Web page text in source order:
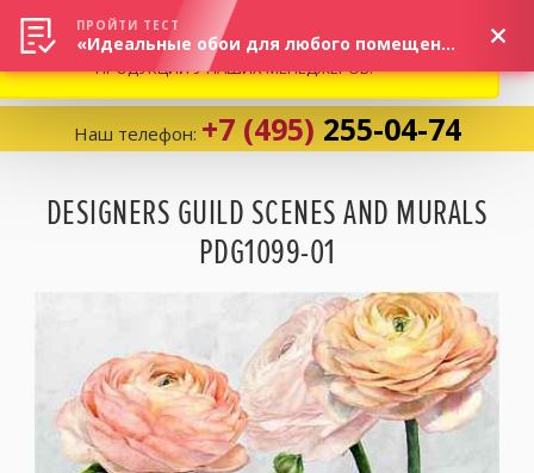
Корзина:0
Избранное: 0 товаров
Каталог
Компания
Наш телефон: +7 (495) 255-04-74
DESIGNERS GUILD SCENES AND MURALS
PDG1099-01
ВНИМАНИЕ! В СВЯЗИ С СИТУАЦИЕЙ НА РЫНКЕ, ПРОСИМ
УТОЧНЯТЬ АКТУАЛЬНУЮ СТОИМОСТЬ И НАЛИЧИЕ
ПРОДУКЦИИ У НАШИХ МЕНЕДЖЕРОВ.
ПРОЙТИ ТЕСТ
«Идеальные обои для любого помещения!»